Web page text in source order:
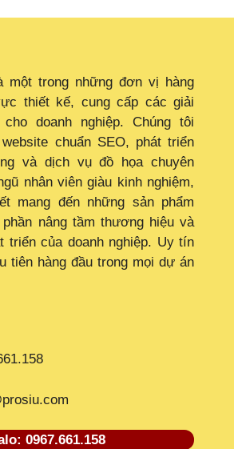
một trong những đơn vị hàng
thiết kế, cung cấp các giải
doanh nghiệp. Chúng tôi
chuẩn SEO, phát triển
và dịch vụ đồ họa chuyên
nhân viên giàu kinh nghiệm,
mang đến những sản phẩm
nâng tầm thương hiệu và
triển của doanh nghiệp. Uy tín
tiên hàng đầu trong mọi dự án
0967.661.158